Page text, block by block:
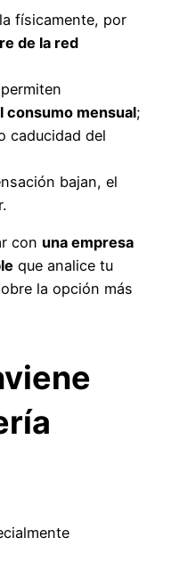
físicamente, por
de la red
consumo mensual;
caducidad del
bajan, el
con una empresa
que analice tu
la opción más